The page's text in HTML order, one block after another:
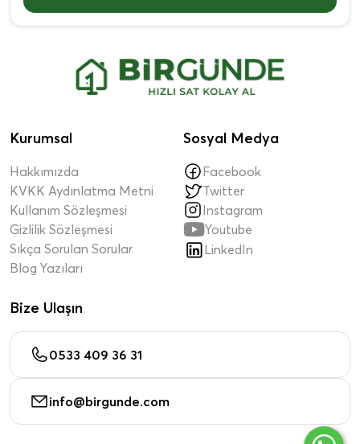
Kurumsal
Hakkımızda
KVKK Aydınlatma Metni
Kullanım Sözleşmesi
Gizlilik Sözleşmesi
Sıkça Sorulan Sorular
Blog Yazıları
Sosyal Medya
Facebook
Twitter
Instagram
Youtube
LinkedIn
Bize Ulaşın
0533 409 36 31
info@birgunde.com